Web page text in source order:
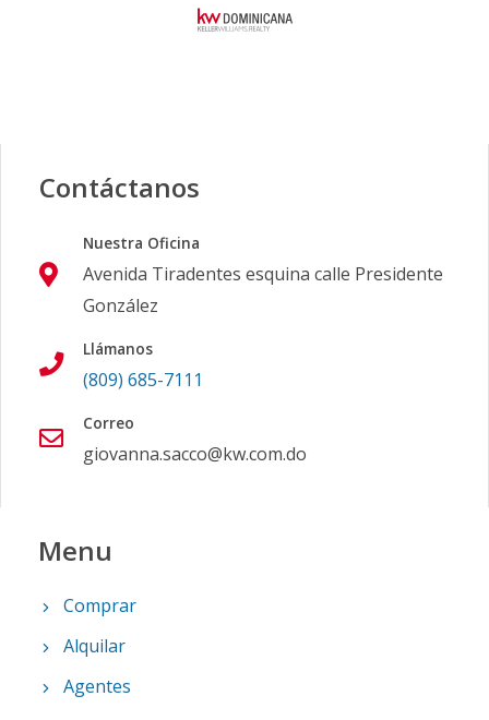
Contáctanos
Nuestra Oficina
Avenida Tiradentes esquina calle Presidente
González
Llámanos
(809) 685-7111
Correo
giovanna.sacco@kw.com.do
Menu
Comprar
Alquilar
Agentes